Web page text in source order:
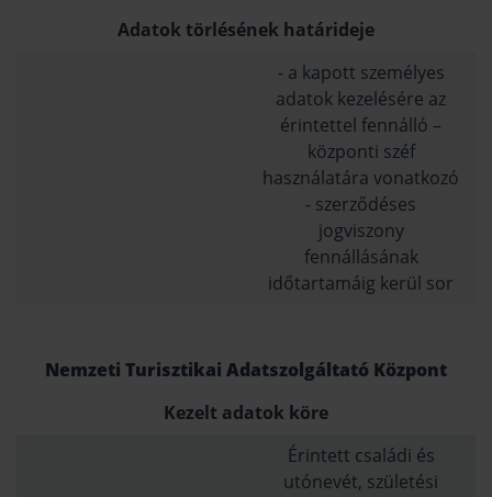
Adatok törlésének határideje
- a kapott személyes
adatok kezelésére az
érintettel fennálló –
központi széf
használatára vonatkozó
- szerződéses
jogviszony
fennállásának
időtartamáig kerül sor
Nemzeti Turisztikai Adatszolgáltató Központ
Kezelt adatok köre
Érintett családi és
utónevét, születési